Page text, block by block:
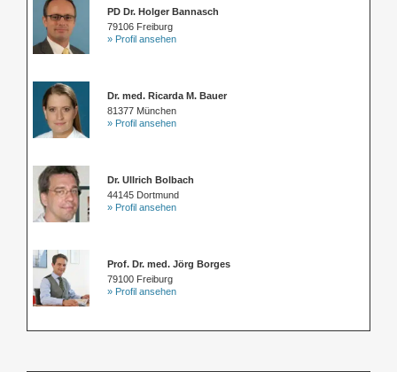
PD Dr. Holger Bannasch
79106 Freiburg
» Profil ansehen
Dr. med. Ricarda M. Bauer
81377 München
» Profil ansehen
Dr. Ullrich Bolbach
44145 Dortmund
» Profil ansehen
Prof. Dr. med. Jörg Borges
79100 Freiburg
» Profil ansehen